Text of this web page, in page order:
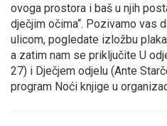
ovoga prostora i baš u njih
dječjim očima“. Pozivamo vas
ulicom, pogledate izložbu
a zatim nam se priključite U
27) i Dječjem odjelu (Ante
program Noći knjige u